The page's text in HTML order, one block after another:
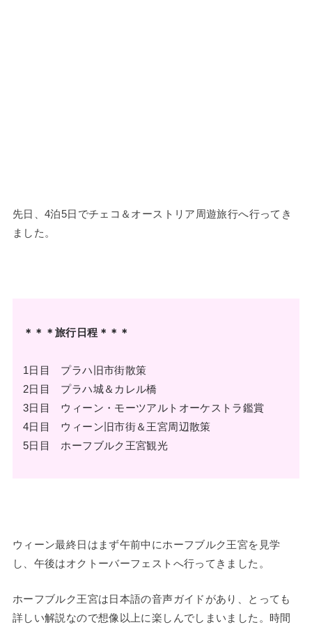
先日、4泊5日でチェコ＆オーストリア周遊旅行へ行ってき
ました。
＊＊＊旅行日程＊＊＊
1日目 プラハ旧市街散策
2日目 プラハ城＆カレル橋
3日目 ウィーン・モーツアルトオーケストラ鑑賞
4日目 ウィーン旧市街＆王宮周辺散策
5日目 ホーフブルク王宮観光
ウィーン最終日はまず午前中にホーフブルク王宮を見学
し、午後はオクトーバーフェストへ行ってきました。
ホーフブルク王宮は日本語の音声ガイドがあり、とっても
詳しい解説なので想像以上に楽しんでしまいました。時間